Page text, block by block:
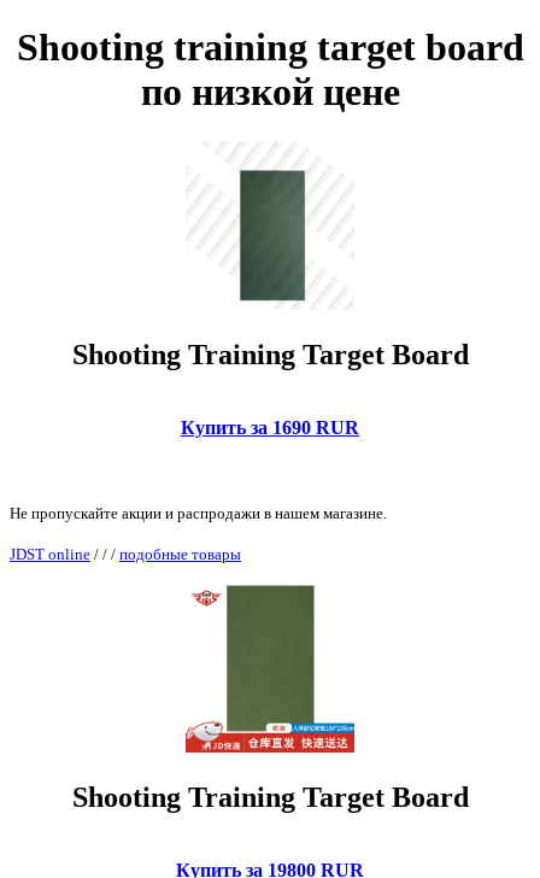
Shooting training target board
по низкой цене
Shooting Training Target Board
Купить за 1690 RUR
Не пропускайте акции и распродажи в нашем магазине.
JDST online / / / подобные товары
Shooting Training Target Board
Купить за 19800 RUR